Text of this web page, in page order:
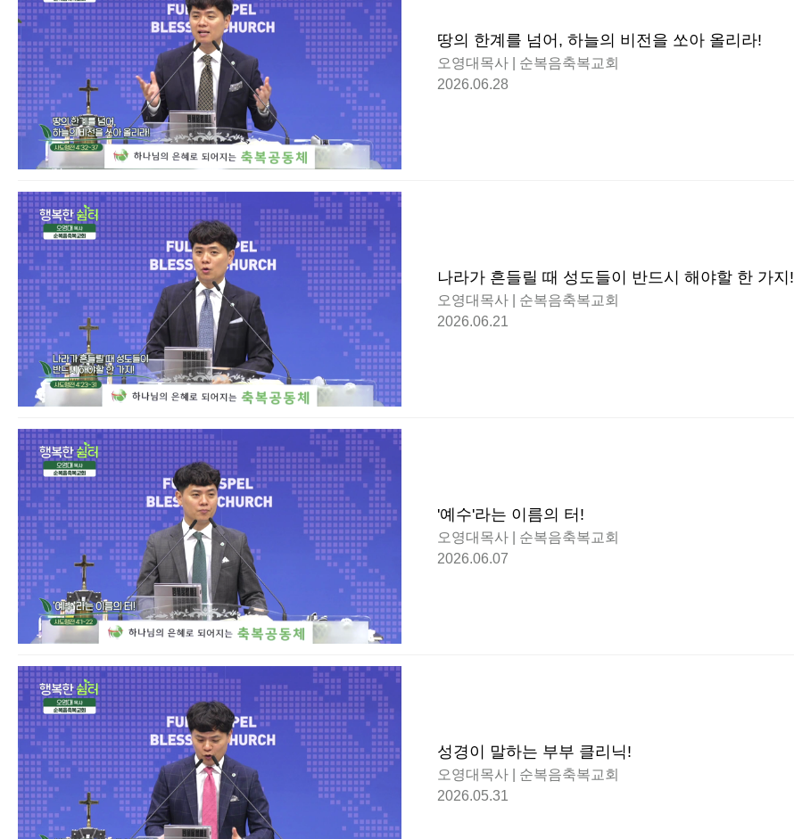
땅의 한계를 넘어, 하늘의 비전을 쏘아 올리라!
오영대목사 | 순복음축복교회
2026.06.28
나라가 흔들릴 때 성도들이 반드시 해야할 한 가지!
오영대목사 | 순복음축복교회
2026.06.21
'예수'라는 이름의 터!
오영대목사 | 순복음축복교회
2026.06.07
성경이 말하는 부부 클리닉!
오영대목사 | 순복음축복교회
2026.05.31